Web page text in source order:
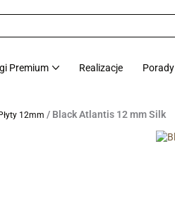
Premium Realizacje Porady
Płyty 12mm / Black Atlantis 12 mm Silk